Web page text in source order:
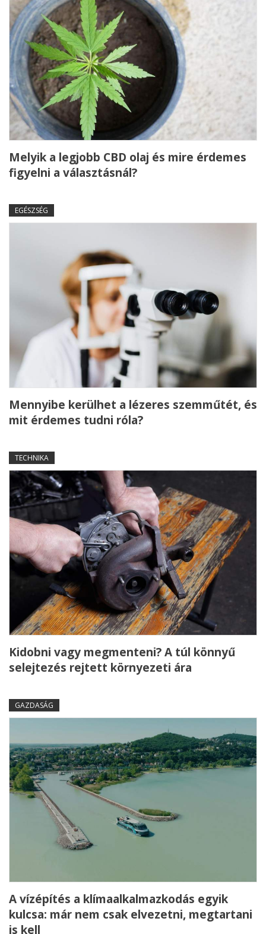
Melyik a legjobb CBD olaj és mire érdemes
figyelni a választásnál?
EGÉSZSÉG
Mennyibe kerülhet a lézeres szemműtét, és
mit érdemes tudni róla?
TECHNIKA
Kidobni vagy megmenteni? A túl könnyű
selejtezés rejtett környezeti ára
GAZDASÁG
A vízépítés a klímaalkalmazkodás egyik
kulcsa: már nem csak elvezetni, megtartani
is kell